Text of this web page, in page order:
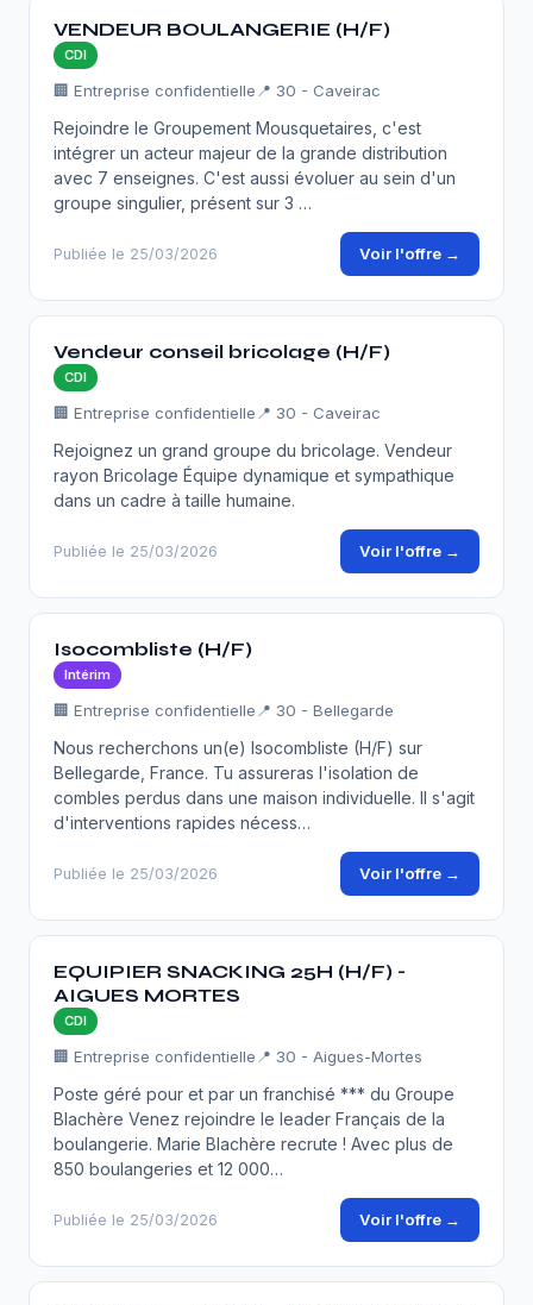
VENDEUR BOULANGERIE (H/F)
CDI
🏢 Entreprise confidentielle 📍 30 - Caveirac
Rejoindre le Groupement Mousquetaires, c'est
intégrer un acteur majeur de la grande distribution
avec 7 enseignes. C'est aussi évoluer au sein d'un
groupe singulier, présent sur 3 …
Publiée le 25/03/2026 Voir l'offre →
Vendeur conseil bricolage (H/F)
CDI
🏢 Entreprise confidentielle 📍 30 - Caveirac
Rejoignez un grand groupe du bricolage. Vendeur
rayon Bricolage Équipe dynamique et sympathique
dans un cadre à taille humaine.
Publiée le 25/03/2026 Voir l'offre →
Isocombliste (H/F)
Intérim
🏢 Entreprise confidentielle 📍 30 - Bellegarde
Nous recherchons un(e) Isocombliste (H/F) sur
Bellegarde, France. Tu assureras l'isolation de
combles perdus dans une maison individuelle. Il s'agit
d'interventions rapides nécess…
Publiée le 25/03/2026 Voir l'offre →
EQUIPIER SNACKING 25H (H/F) -
AIGUES MORTES
CDI
🏢 Entreprise confidentielle 📍 30 - Aigues-Mortes
Poste géré pour et par un franchisé *** du Groupe
Blachère Venez rejoindre le leader Français de la
boulangerie. Marie Blachère recrute ! Avec plus de
850 boulangeries et 12 000…
Publiée le 25/03/2026 Voir l'offre →